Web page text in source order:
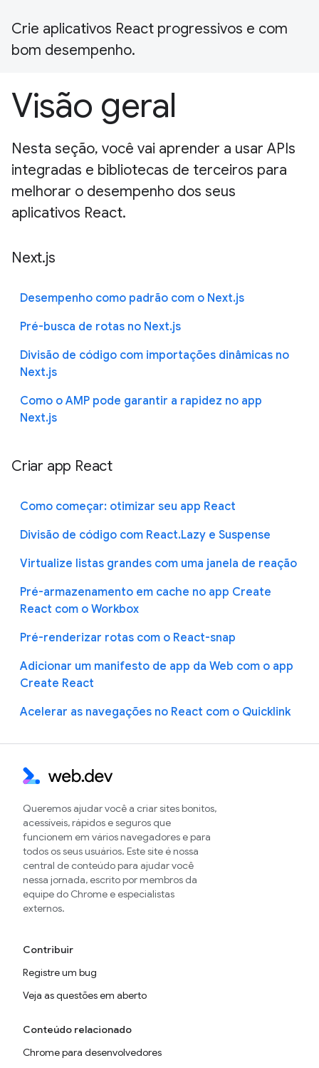
Crie aplicativos React progressivos e com
bom desempenho.
Visão geral
Nesta seção, você vai aprender a usar APIs
integradas e bibliotecas de terceiros para
melhorar o desempenho dos seus
aplicativos React.
Next.js
Desempenho como padrão com o Next.js
Pré-busca de rotas no Next.js
Divisão de código com importações dinâmicas no
Next.js
Como o AMP pode garantir a rapidez no app
Next.js
Criar app React
Como começar: otimizar seu app React
Divisão de código com React.Lazy e Suspense
Virtualize listas grandes com uma janela de reação
Pré-armazenamento em cache no app Create
React com o Workbox
Pré-renderizar rotas com o React-snap
Adicionar um manifesto de app da Web com o app
Create React
Acelerar as navegações no React com o Quicklink
Queremos ajudar você a criar sites bonitos,
acessíveis, rápidos e seguros que
funcionem em vários navegadores e para
todos os seus usuários. Este site é nossa
central de conteúdo para ajudar você
nessa jornada, escrito por membros da
equipe do Chrome e especialistas
externos.
Contribuir
Registre um bug
Veja as questões em aberto
Conteúdo relacionado
Chrome para desenvolvedores